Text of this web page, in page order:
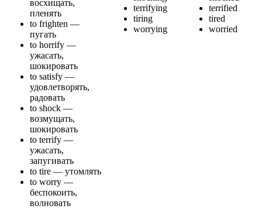
восхищать,
пленять
to frighten —
пугать
to horrify —
ужасать,
шокировать
to satisfy —
удовлетворять,
радовать
to shock —
возмущать,
шокировать
to terrify —
ужасать,
запугивать
to tire — утомлять
to worry —
беспокоить,
волновать
terrifying
tiring
worrying
terrified
tired
worried